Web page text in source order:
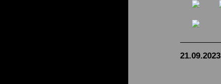
21.09.2023